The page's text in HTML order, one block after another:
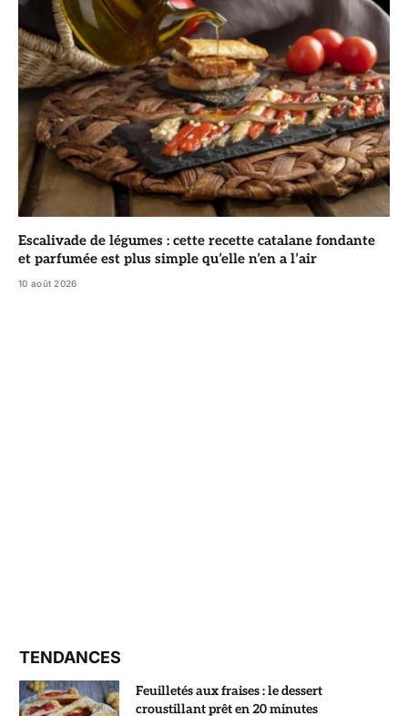
Escalivade de légumes : cette recette catalane fondante
et parfumée est plus simple qu’elle n’en a l’air
10 août 2026
TENDANCES
Feuilletés aux fraises : le dessert
croustillant prêt en 20 minutes